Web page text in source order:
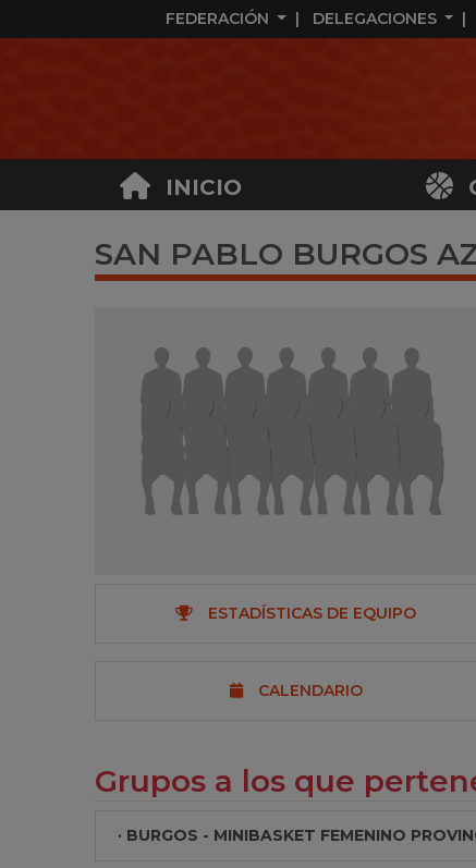
FEDERACIÓN DELEGACIONES
INICIO
SAN PABLO BURGOS
ESTADÍSTICAS DE EQUIPO
CALENDARIO
Grupos a los que
· BURGOS - MINIBASKET FEMENINO